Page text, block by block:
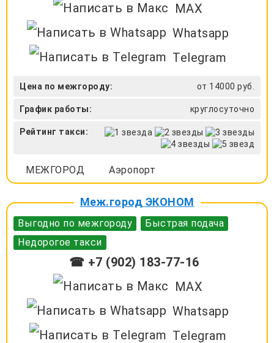
MAX
Whatsapp
Telegram
Цена по межгороду: от 14000 руб.
График работы: круглосуточно
Рейтинг такси:
МЕЖГОРОД Аэропорт
Меж.город ЭКОНОМ
Выгодно по межгороду
Быстрая подача
Недорогое такси
☎ +7 (902) 183-77-16
MAX
Whatsapp
Telegram